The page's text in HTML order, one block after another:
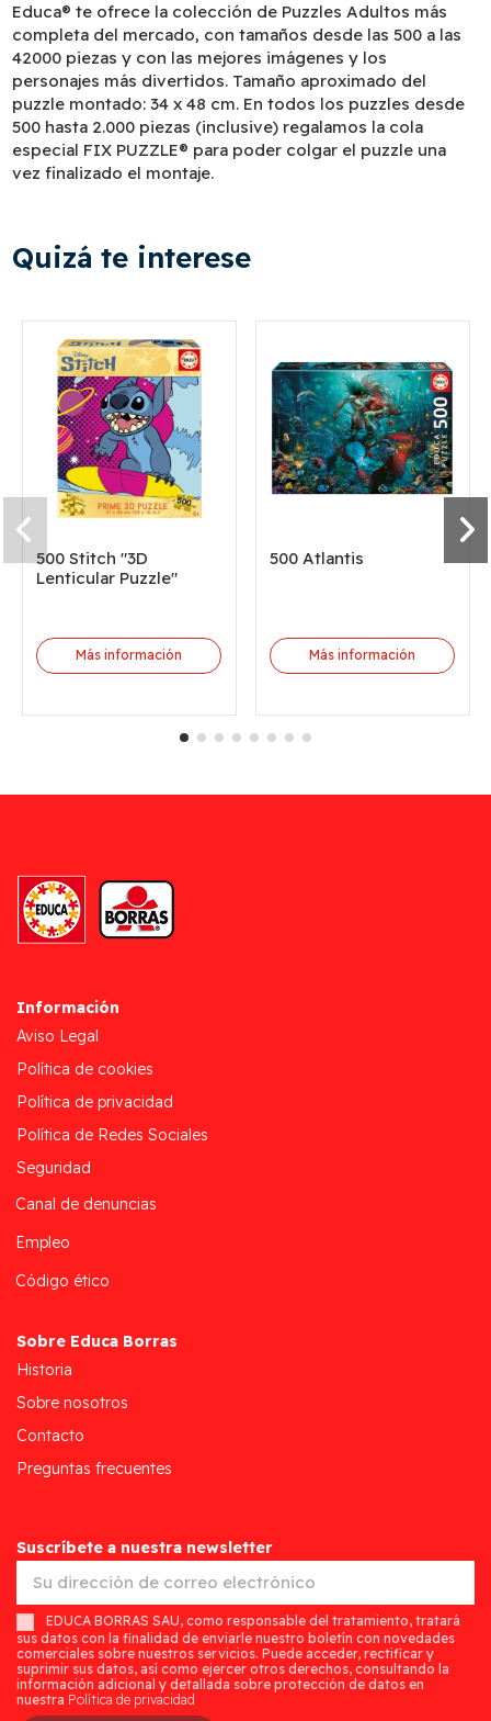
Educa® te ofrece la colección de Puzzles Adultos más
completa del mercado, con tamaños desde las 500 a las
42000 piezas y con las mejores imágenes y los
personajes más divertidos. Tamaño aproximado del
puzzle montado: 34 x 48 cm. En todos los puzzles desde
500 hasta 2.000 piezas (inclusive) regalamos la cola
especial FIX PUZZLE® para poder colgar el puzzle una
vez finalizado el montaje.
Quizá te interese
500 Stitch "3D
Lenticular Puzzle"
Más información
500 Atlantis
Más información
Información
Aviso Legal
Política de cookies
Política de privacidad
Política de Redes Sociales
Seguridad
Canal de denuncias
Empleo
Código ético
Sobre Educa Borras
Historia
Sobre nosotros
Contacto
Preguntas frecuentes
Suscríbete a nuestra newsletter
EDUCA BORRAS SAU, como responsable del tratamiento, tratará
sus datos con la finalidad de enviarle nuestro boletín con novedades
comerciales sobre nuestros servicios. Puede acceder, rectificar y
suprimir sus datos, así como ejercer otros derechos, consultando la
información adicional y detallada sobre protección de datos en
nuestra Política de privacidad